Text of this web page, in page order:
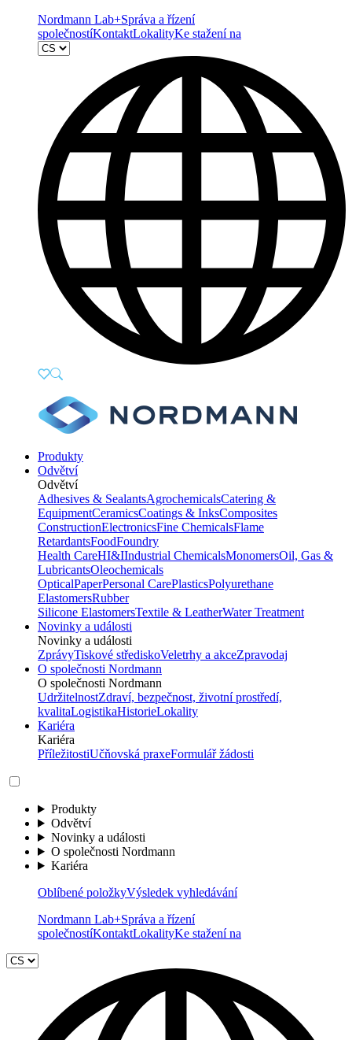
Nordmann Lab+Správa a řízení
společnostíKontaktLokalityKe stažení na
Produkty
Odvětví
Odvětví
Adhesives & SealantsAgrochemicalsCatering &
EquipmentCeramicsCoatings & InksComposites
ConstructionElectronicsFine ChemicalsFlame
RetardantsFoodFoundry
Health CareHI&IIndustrial ChemicalsMonomersOil, Gas &
LubricantsOleochemicals
OpticalPaperPersonal CarePlasticsPolyurethane
ElastomersRubber
Silicone ElastomersTextile & LeatherWater Treatment
Novinky a události
Novinky a události
ZprávyTiskové střediskoVeletrhy a akceZpravodaj
O společnosti Nordmann
O společnosti Nordmann
UdržitelnostZdraví, bezpečnost, životní prostředí,
kvalitaLogistikaHistorieLokality
Kariéra
Kariéra
PříležitostiUčňovská praxeFormulář žádosti
Produkty
Odvětví
Novinky a události
O společnosti Nordmann
Kariéra
Oblíbené položkyVýsledek vyhledávání
Nordmann Lab+Správa a řízení
společnostíKontaktLokalityKe stažení na